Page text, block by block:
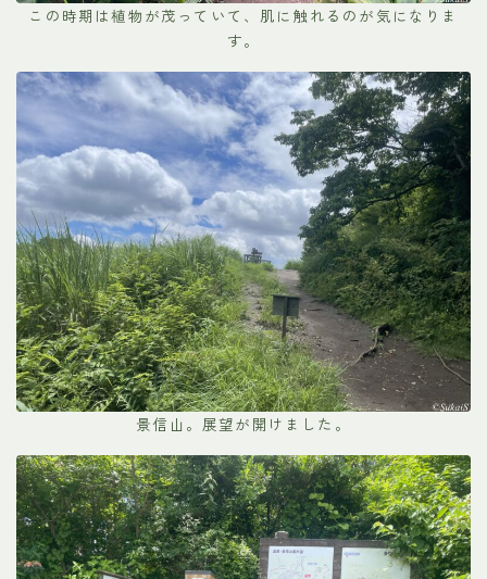
この時期は植物が茂っていて、肌に触れるのが気になりま
す。
景信山。展望が開けました。